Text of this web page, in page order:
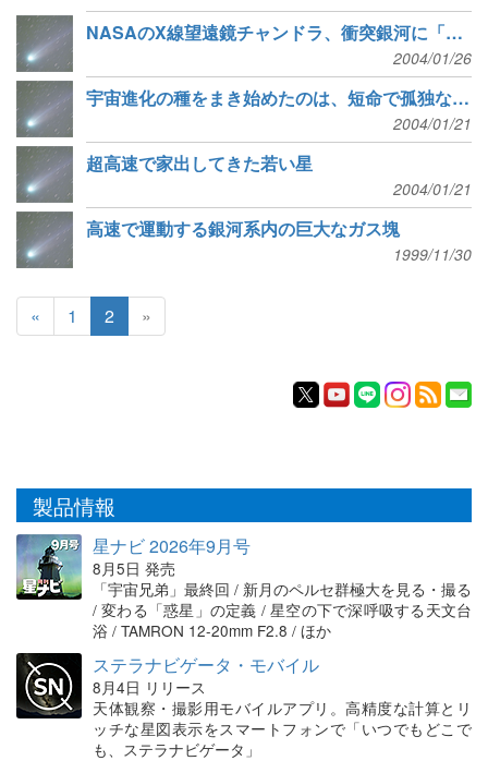
NASAのX線望遠鏡チャンドラ、衝突銀河に「宇宙の鉱脈」を発見
2004/01/26
宇宙進化の種をまき始めたのは、短命で孤独な原始太陽だったらしい
2004/01/21
超高速で家出してきた若い星
2004/01/21
高速で運動する銀河系内の巨大なガス塊
1999/11/30
« 1 2 »
製品情報
星ナビ 2026年9月号
8月5日 発売
「宇宙兄弟」最終回 / 新月のペルセ群極大を見る・撮る
/ 変わる「惑星」の定義 / 星空の下で深呼吸する天文台
浴 / TAMRON 12-20mm F2.8 / ほか
ステラナビゲータ・モバイル
8月4日 リリース
天体観察・撮影用モバイルアプリ。高精度な計算とリ
ッチな星図表示をスマートフォンで「いつでもどこで
も、ステラナビゲータ」